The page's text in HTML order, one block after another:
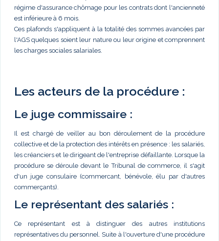
régime d'assurance chômage pour les contrats dont l'ancienneté
est inférieure à 6 mois.
Ces plafonds s'appliquent à la totalité des sommes avancées par
l'AGS quelques soient leur nature ou leur origine et comprennent
les charges sociales salariales.
Les acteurs de la procédure :
Le juge commissaire :
Il est chargé de veiller au bon déroulement de la procédure
collective et de la protection des intérêts en présence : les salariés,
les créanciers et le dirigeant de l'entreprise défaillante. Lorsque la
procédure se déroule devant le Tribunal de commerce, il s'agit
d'un juge consulaire (commercant, bénévole, élu par d'autres
commerçants).
Le représentant des salariés :
Ce représentant est à distinguer des autres institutions
représentatives du personnel. Suite à l'ouverture d'une procédure